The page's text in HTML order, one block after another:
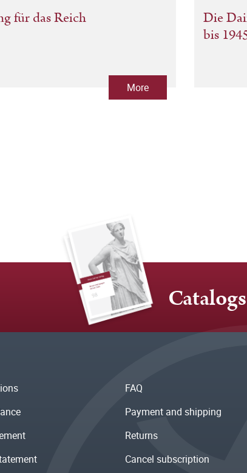
für das Reich
More
Die
bis
Catalogs
FAQ
Payment and shipping
Returns
Cancel subscription